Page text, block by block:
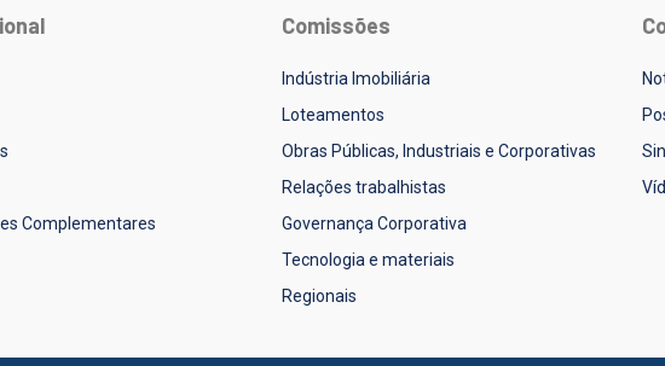
Complementares
Comissões
Indústria Imobiliária
Loteamentos
Obras Públicas, Industriais e Corporativas
Relações trabalhistas
Governança Corporativa
Tecnologia e materiais
Regionais